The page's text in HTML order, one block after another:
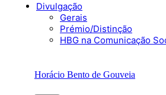
Divulgação
Gerais
Prémio/Distinção
HBG na Comunicação
Horácio Bento de Gouveia